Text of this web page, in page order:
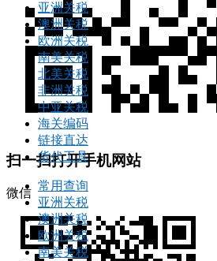
扫一扫打开手机网站
微信
亚洲关税
澳洲关税
欧洲关税
南美关税
北美关税
非洲关税
中亚关税
海关编码
链接直达
货代工具
常用查询
亚洲关税
澳洲关税
欧洲关税
南美关税